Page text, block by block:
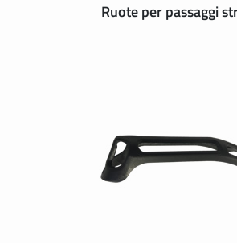
Ruote per passaggi